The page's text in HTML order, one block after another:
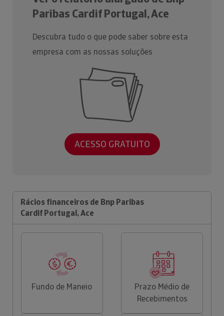
Paribas Cardif Portugal, Ace
Descubra tudo o que pode saber sobre esta
empresa com as nossas soluções
ACESSO GRATUITO
Rácios financeiros de Bnp Paribas
Cardif Portugal, Ace
Fundo de Maneio
Prazo Médio de
Recebimentos